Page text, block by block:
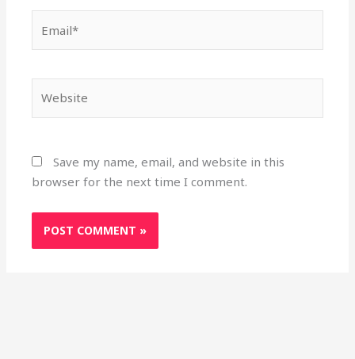
Save my name, email, and website in this
browser for the next time I comment.